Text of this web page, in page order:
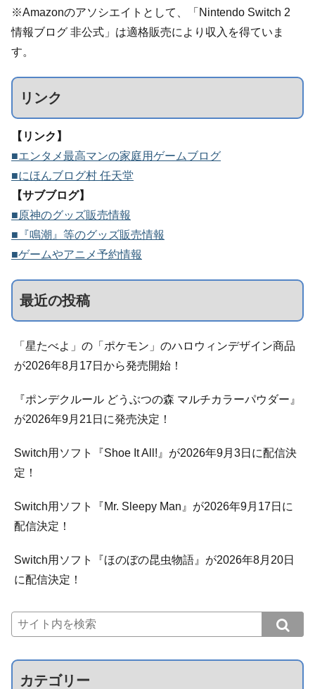
※Amazonのアソシエイトとして、「Nintendo Switch 2
情報ブログ 非公式」は適格販売により収入を得ていま
す。
リンク
【リンク】
■エンタメ最高マンの家庭用ゲームブログ
■にほんブログ村 任天堂
【サブブログ】
■原神のグッズ販売情報
■『鳴潮』等のグッズ販売情報
■ゲームやアニメ予約情報
最近の投稿
「星たべよ」の「ポケモン」のハロウィンデザイン商品
が2026年8月17日から発売開始！
『ポンデクルール どうぶつの森 マルチカラーパウダー』
が2026年9月21日に発売決定！
Switch用ソフト『Shoe It All!』が2026年9月3日に配信決
定！
Switch用ソフト『Mr. Sleepy Man』が2026年9月17日に
配信決定！
Switch用ソフト『ほのぼの昆虫物語』が2026年8月20日
に配信決定！
カテゴリー